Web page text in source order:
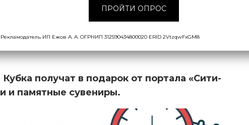
от редакции портала и партнеров Кубка СФ.
собственные номинации — о них
получат в подарок от портала «Сити-
и памятные сувениры.
ПРОЙТИ ОПРОС
ИП Ежов А. А. ОГРНИП 312590434800020 ERID 2VtzqwFxGM8